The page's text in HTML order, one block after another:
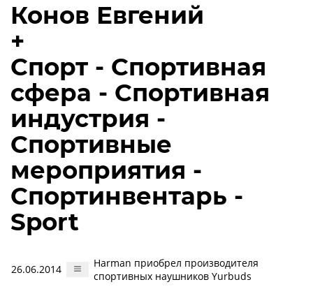
Конов Евгений
+
Спорт - Спортивная
сфера - Спортивная
индустрия -
Спортивные
мероприятия -
Спортинвентарь -
Sport
26.06.2014
Harman приобрел производителя
спортивных наушников Yurbuds